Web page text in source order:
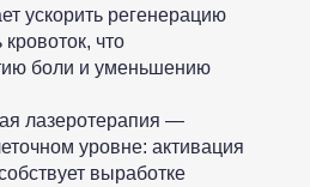
ускорить регенерацию
что
боли и уменьшению
лазеротерапия —
уровне: активация
выработке